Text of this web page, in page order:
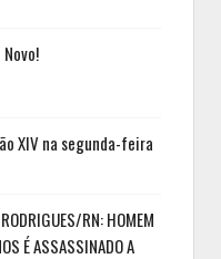
XIV na segunda-feira
RN: HOMEM
É ASSASSINADO A